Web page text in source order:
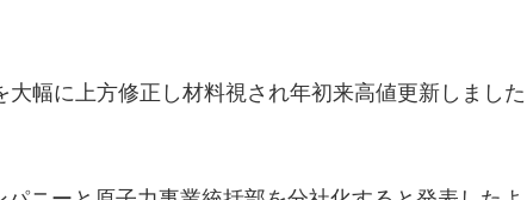
幅に上方修正し材料視され年初来高値更新しました